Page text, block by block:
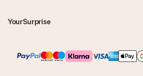
YourSurprise